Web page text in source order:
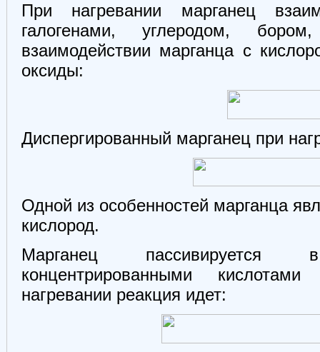
При нагревании марганец
галогенами, углеродом,
взаимодействии марганца с
оксиды:
Диспергированный марганец при
Одной из особенностей марганца
кислород.
Марганец
концентрированными
нагревании реакция идет: